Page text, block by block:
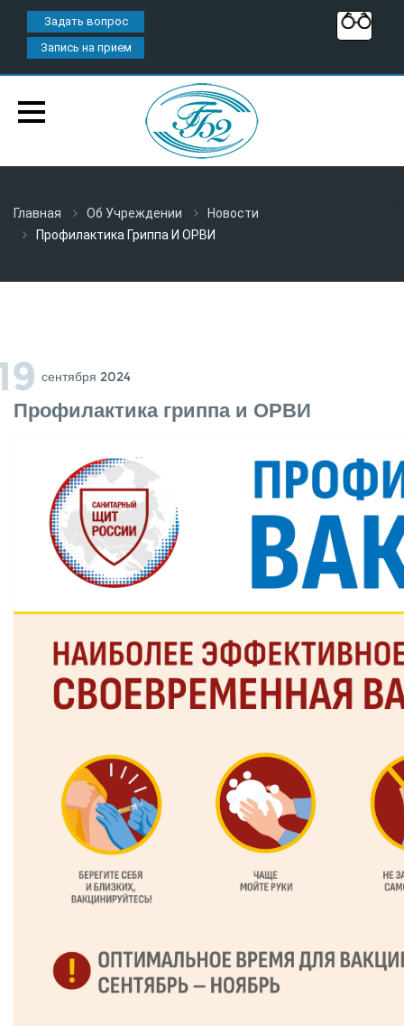
Задать вопрос
Запись на прием
Главная Об Учреждении
Новости
Профилактика Гриппа И ОРВИ
Сентября 2024
Профилактика гриппа и ОРВИ